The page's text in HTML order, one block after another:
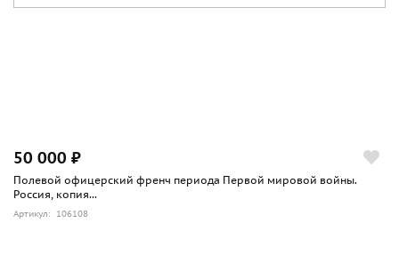
50 000 ₽
Полевой офицерский френч периода Первой мировой войны.
Россия, копия...
Артикул: 106108